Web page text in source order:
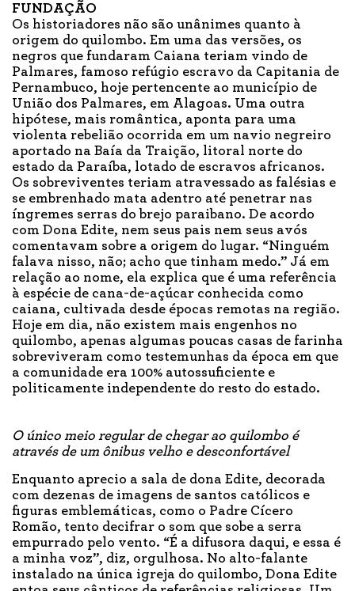
FUNDAÇÃO
Os historiadores não são unânimes quanto à
origem do quilombo. Em uma das versões, os
negros que fundaram Caiana teriam vindo de
Palmares, famoso refúgio escravo da Capitania de
Pernambuco, hoje pertencente ao município de
União dos Palmares, em Alagoas. Uma outra
hipótese, mais romântica, aponta para uma
violenta rebelião ocorrida em um navio negreiro
aportado na Baía da Traição, litoral norte do
estado da Paraíba, lotado de escravos africanos.
Os sobreviventes teriam atravessado as falésias e
se embrenhado mata adentro até penetrar nas
íngremes serras do brejo paraibano. De acordo
com Dona Edite, nem seus pais nem seus avós
comentavam sobre a origem do lugar. “Ninguém
falava nisso, não; acho que tinham medo.” Já em
relação ao nome, ela explica que é uma referência
à espécie de cana-de-açúcar conhecida como
caiana, cultivada desde épocas remotas na região.
Hoje em dia, não existem mais engenhos no
quilombo, apenas algumas poucas casas de farinha
sobreviveram como testemunhas da época em que
a comunidade era 100% autossuficiente e
politicamente independente do resto do estado.
O único meio regular de chegar ao quilombo é
através de um ônibus velho e desconfortável
Enquanto aprecio a sala de dona Edite, decorada
com dezenas de imagens de santos católicos e
figuras emblemáticas, como o Padre Cícero
Romão, tento decifrar o som que sobe a serra
empurrado pelo vento. “É a difusora daqui, e essa é
a minha voz”, diz, orgulhosa. No alto-falante
instalado na única igreja do quilombo, Dona Edite